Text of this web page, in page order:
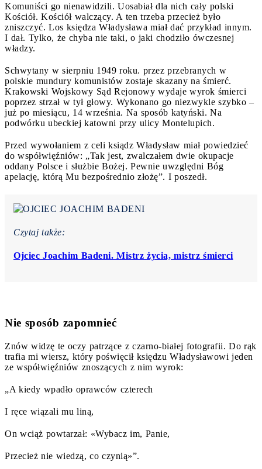
Komuniści go nienawidzili. Uosabiał dla nich cały polski
Kościół. Kościół walczący. A ten trzeba przecież było
zniszczyć. Los księdza Władysława miał dać przykład innym.
I dał. Tylko, że chyba nie taki, o jaki chodziło ówczesnej
władzy.
Schwytany w sierpniu 1949 roku. przez przebranych w
polskie mundury komunistów zostaje skazany na śmierć.
Krakowski Wojskowy Sąd Rejonowy wydaje wyrok śmierci
poprzez strzał w tył głowy. Wykonano go niezwykle szybko –
już po miesiącu, 14 września. Na sposób katyński. Na
podwórku ubeckiej katowni przy ulicy Montelupich.
Przed wywołaniem z celi ksiądz Władysław miał powiedzieć
do współwięźniów: „Tak jest, zwalczałem dwie okupacje
oddany Polsce i służbie Bożej. Pewnie uwzględni Bóg
apelację, którą Mu bezpośrednio złożę”. I poszedł.
Czytaj także:
Ojciec Joachim Badeni. Mistrz życia, mistrz śmierci
Nie sposób zapomnieć
Znów widzę te oczy patrzące z czarno-białej fotografii. Do rąk
trafia mi wiersz, który poświęcił księdzu Władysławowi jeden
ze współwięźniów znoszących z nim wyrok:
„A kiedy wpadło oprawców czterech
I ręce wiązali mu liną,
On wciąż powtarzał: «Wybacz im, Panie,
Przecież nie wiedzą, co czynią»”.